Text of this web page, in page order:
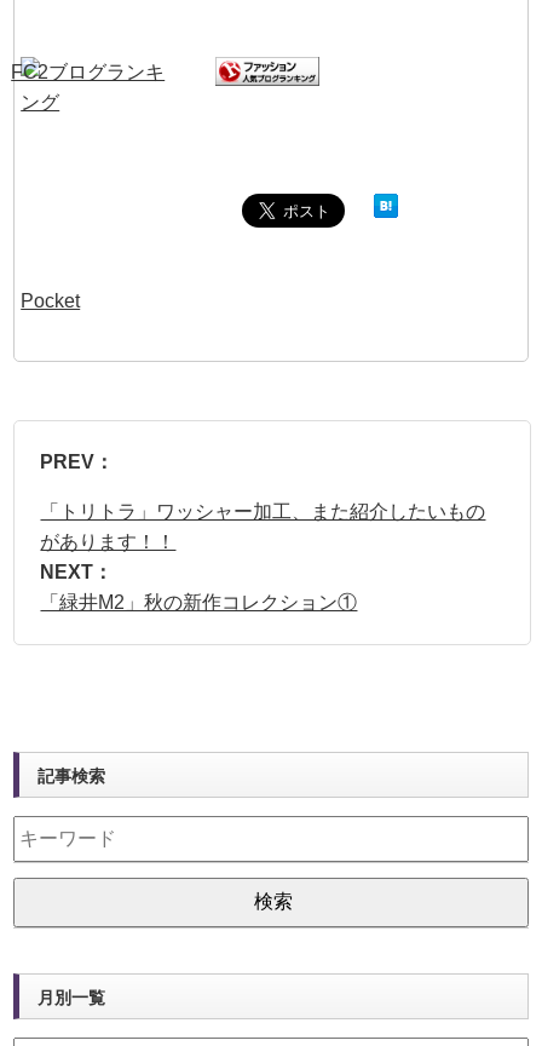
Pocket
PREV：
「トリトラ」ワッシャー加工、また紹介したいもの
があります！！
NEXT：
「緑井M2」秋の新作コレクション①
記事検索
月別一覧